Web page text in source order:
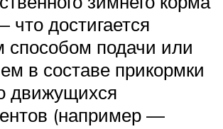
достигается
способом подачи или
в составе прикормки
движущихся
(например —